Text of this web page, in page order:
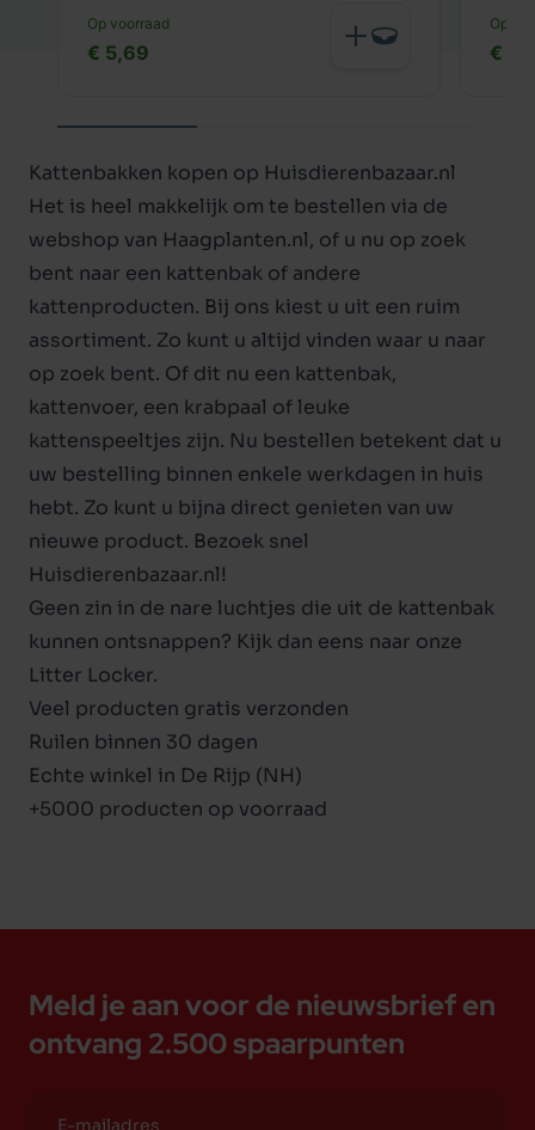
Op voorraad
€ 5,69
Op
€
Kattenbakken kopen op Huisdierenbazaar.nl
Het is heel makkelijk om te bestellen via de
webshop van Haagplanten.nl, of u nu op zoek
bent naar een kattenbak of andere
kattenproducten. Bij ons kiest u uit een ruim
assortiment. Zo kunt u altijd vinden waar u naar
op zoek bent. Of dit nu een kattenbak,
kattenvoer, een krabpaal of leuke
kattenspeeltjes zijn. Nu bestellen betekent dat u
uw bestelling binnen enkele werkdagen in huis
hebt. Zo kunt u bijna direct genieten van uw
nieuwe product. Bezoek snel
Huisdierenbazaar.nl!
Geen zin in de nare luchtjes die uit de kattenbak
kunnen ontsnappen? Kijk dan eens naar onze
Litter Locker.
Veel producten gratis verzonden
Ruilen binnen 30 dagen
Echte winkel in De Rijp (NH)
+5000 producten op voorraad
Meld je aan voor de nieuwsbrief en
ontvang 2.500 spaarpunten